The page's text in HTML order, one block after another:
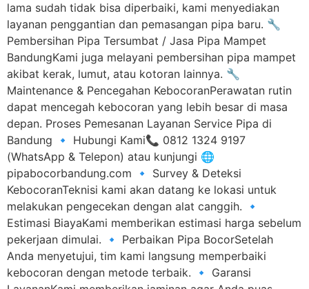
lama sudah tidak bisa diperbaiki, kami menyediakan
layanan penggantian dan pemasangan pipa baru. 🔧
Pembersihan Pipa Tersumbat / Jasa Pipa Mampet
BandungKami juga melayani pembersihan pipa mampet
akibat kerak, lumut, atau kotoran lainnya. 🔧
Maintenance & Pencegahan KebocoranPerawatan rutin
dapat mencegah kebocoran yang lebih besar di masa
depan. Proses Pemesanan Layanan Service Pipa di
Bandung 🔹 Hubungi Kami📞 0812 1324 9197
(WhatsApp & Telepon) atau kunjungi 🌐
pipabocorbandung.com 🔹 Survey & Deteksi
KebocoranTeknisi kami akan datang ke lokasi untuk
melakukan pengecekan dengan alat canggih. 🔹
Estimasi BiayaKami memberikan estimasi harga sebelum
pekerjaan dimulai. 🔹 Perbaikan Pipa BocorSetelah
Anda menyetujui, tim kami langsung memperbaiki
kebocoran dengan metode terbaik. 🔹 Garansi